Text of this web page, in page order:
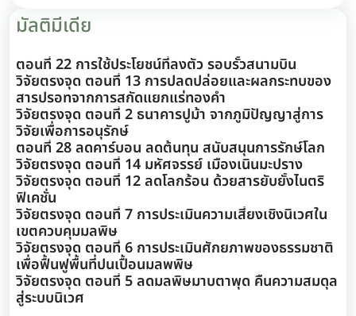
มัลติมีเดีย
ตอนที่ 22 การใช้ประโยชน์ที่ลงตัว รอบรั้วสนามบิน
วิจัยตรงจุด ตอนที่ 13 การปลดปล่อยและผลกระทบของ
สารปรอทจากการสกัดแยกแร่ทองคำ
วิจัยตรงจุด ตอนที่ 2 ธนาคารปูม้า จากภูมิปัญญาสู่การ
วิจัยเพื่อการอนุรักษ์
ตอนที่ 28 ลดคาร์บอน ลดต้นทุน สนับสนุนการรักษ์โลก
วิจัยตรงจุด ตอนที่ 14 มหัศจรรย์ เมืองเนินมะปราง
วิจัยตรงจุด ตอนที่ 12 ลดโลกร้อน ด้วยสารยับยั้งไนตริ
ฟิเคชั่น
วิจัยตรงจุด ตอนที่ 7 การประเมินความเสี่ยงเชิงนิเวศใน
เขตควบคุมมลพิษ
วิจัยตรงจุด ตอนที่ 6 การประเมินศักยภาพของธรรมชาติ
เพื่อฟื้นฟูพื้นที่ปนเปื้อนมลพพิษ
วิจัยตรงจุด ตอนที่ 5 ลดมลพิษมาบตาพุด คืนความสมดุล
สู่ระบบนิเวศ